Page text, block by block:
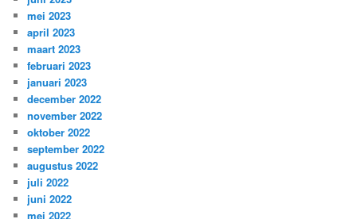
mei 2023
april 2023
maart 2023
februari 2023
januari 2023
december 2022
november 2022
oktober 2022
september 2022
augustus 2022
juli 2022
juni 2022
mei 2022